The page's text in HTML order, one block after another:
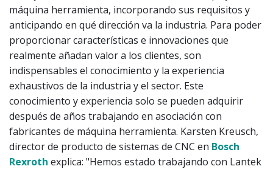
máquina herramienta, incorporando sus requisitos y
anticipando en qué dirección va la industria. Para poder
proporcionar características e innovaciones que
realmente añadan valor a los clientes, son
indispensables el conocimiento y la experiencia
exhaustivos de la industria y el sector. Este
conocimiento y experiencia solo se pueden adquirir
después de años trabajando en asociación con
fabricantes de máquina herramienta. Karsten Kreusch,
director de producto de sistemas de CNC en Bosch
Rexroth explica: "Hemos estado trabajando con Lantek